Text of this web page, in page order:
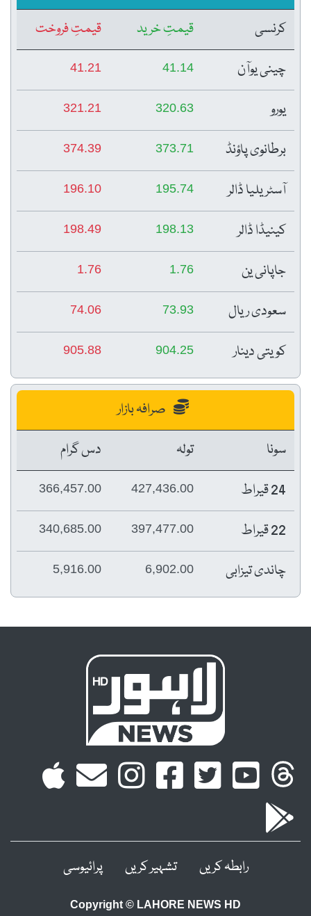
کرنسی
قیمتِ خرید
قیمتِ فروخت
چینی یوآن
41.14
41.21
یورو 320.63
321.21
برطانوی پاؤنڈ 373.71
374.39
آسٹریلیا ڈالر 195.74
196.10
کینیڈا ڈالر 198.13
198.49
جاپانی ین 1.76
1.76
سعودی ریال 73.93
74.06
کویتی دینار 904.25
905.88
صرافہ بازار
سونا
تولہ
دس گرام
24 قیراط
427,436.00
366,457.00
22 قیراط 397,477.00
340,685.00
چاندی تیزابی 6,902.00
5,916.00
رابطہ کریں تشہیر کریں پرائیوسی
Copyright © LAHORE NEWS HD